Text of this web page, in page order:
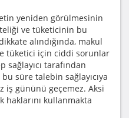
yeniden görülmesinin
ve tüketicinin bu
alındığında, makul
tüketici için ciddi sorunlar
tarafından
süre talebin sağlayıcıya
gününü geçemez. Aksi
kullanmakta